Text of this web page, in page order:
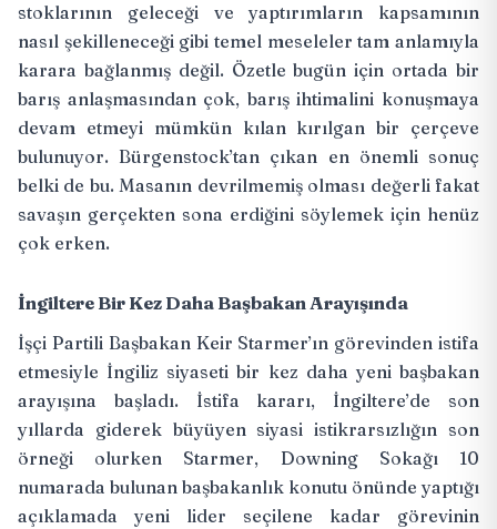
stoklarının geleceği ve yaptırımların kapsamının
nasıl şekilleneceği gibi temel meseleler tam anlamıyla
karara bağlanmış değil. Özetle bugün için ortada bir
barış anlaşmasından çok, barış ihtimalini konuşmaya
devam etmeyi mümkün kılan kırılgan bir çerçeve
bulunuyor. Bürgenstock’tan çıkan en önemli sonuç
belki de bu. Masanın devrilmemiş olması değerli fakat
savaşın gerçekten sona erdiğini söylemek için henüz
çok erken.
İngiltere Bir Kez Daha Başbakan Arayışında
İşçi Partili Başbakan Keir Starmer’ın görevinden istifa
etmesiyle İngiliz siyaseti bir kez daha yeni başbakan
arayışına başladı. İstifa kararı, İngiltere’de son
yıllarda giderek büyüyen siyasi istikrarsızlığın son
örneği olurken Starmer, Downing Sokağı 10
numarada bulunan başbakanlık konutu önünde yaptığı
açıklamada yeni lider seçilene kadar görevinin